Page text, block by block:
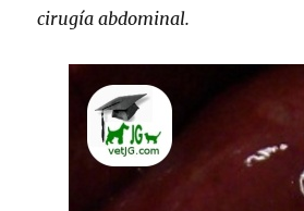
cirugía abdominal.